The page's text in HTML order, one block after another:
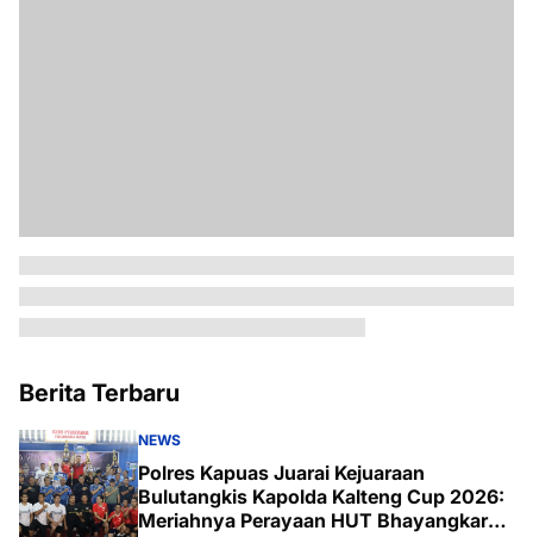
Berita Terbaru
NEWS
Polres Kapuas Juarai Kejuaraan
Bulutangkis Kapolda Kalteng Cup 2026:
Meriahnya Perayaan HUT Bhayangkara